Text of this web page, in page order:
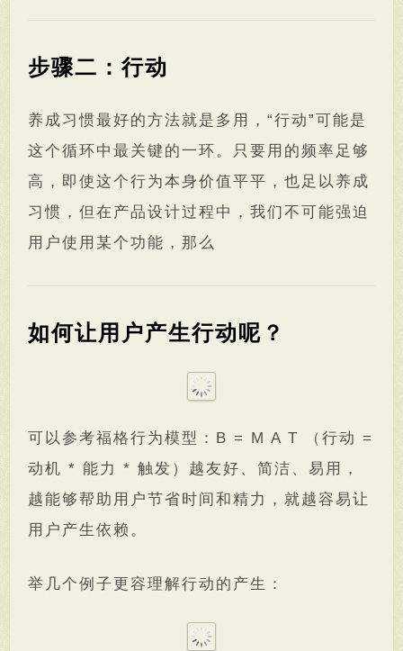
步骤二：行动
养成习惯最好的方法就是多用，“行动”可能是
这个循环中最关键的一环。只要用的频率足够
高，即使这个行为本身价值平平，也足以养成
习惯，但在产品设计过程中，我们不可能强迫
用户使用某个功能，那么
如何让用户产生行动呢？
可以参考福格行为模型：B = M A T （行动 =
动机 * 能力 * 触发）越友好、简洁、易用，
越能够帮助用户节省时间和精力，就越容易让
用户产生依赖。
举几个例子更容理解行动的产生：